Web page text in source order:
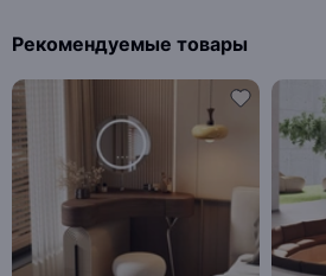
Рекомендуемые товары